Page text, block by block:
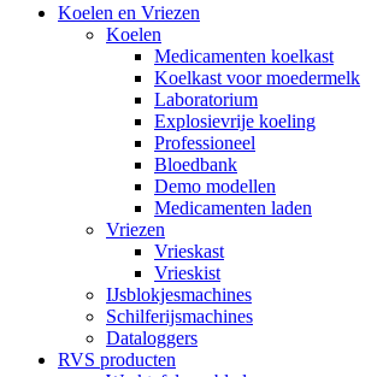
Koelen en Vriezen
Koelen
Medicamenten koelkast
Koelkast voor moedermelk
Laboratorium
Explosievrije koeling
Professioneel
Bloedbank
Demo modellen
Medicamenten laden
Vriezen
Vrieskast
Vrieskist
IJsblokjesmachines
Schilferijsmachines
Dataloggers
RVS producten